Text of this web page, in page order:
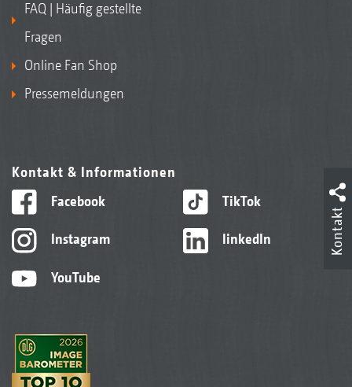
FAQ | Häufig gestellte
Fragen
Online Fan Shop
Pressemeldungen
Kontakt & Informationen
Facebook
Instagram
YouTube
TikTok
linkedIn Kontakt